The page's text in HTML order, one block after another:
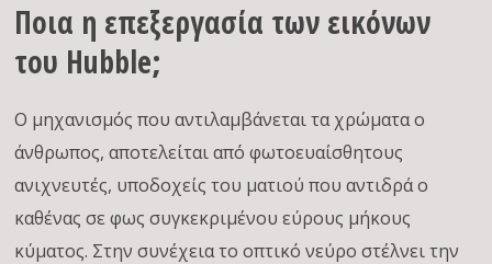
Ποια η επεξεργασία των εικόνων
του Hubble;
Ο μηχανισμός που αντιλαμβάνεται τα χρώματα ο
άνθρωπος, αποτελείται από φωτοευαίσθητους
ανιχνευτές, υποδοχείς του ματιού που αντιδρά ο
καθένας σε φως συγκεκριμένου εύρους μήκους
κύματος. Στην συνέχεια το οπτικό νεύρο στέλνει την